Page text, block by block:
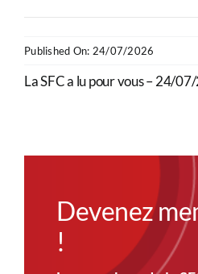
Published On: 24/07/2026
La SFC a lu pour vous – 24/
Devenez
!